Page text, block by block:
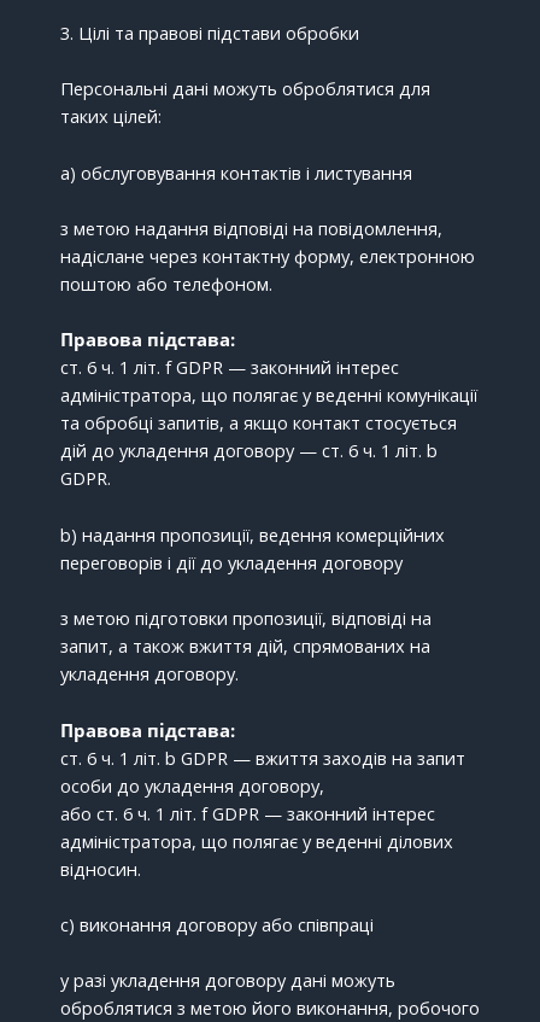
3. Цілі та правові підстави обробки
Персональні дані можуть оброблятися для
таких цілей:
a) обслуговування контактів і листування
з метою надання відповіді на повідомлення,
надіслане через контактну форму, електронною
поштою або телефоном.
Правова підстава:
ст. 6 ч. 1 літ. f GDPR — законний інтерес
адміністратора, що полягає у веденні комунікації
та обробці запитів, а якщо контакт стосується
дій до укладення договору — ст. 6 ч. 1 літ. b
GDPR.
b) надання пропозиції, ведення комерційних
переговорів і дії до укладення договору
з метою підготовки пропозиції, відповіді на
запит, а також вжиття дій, спрямованих на
укладення договору.
Правова підстава:
ст. 6 ч. 1 літ. b GDPR — вжиття заходів на запит
особи до укладення договору,
або ст. 6 ч. 1 літ. f GDPR — законний інтерес
адміністратора, що полягає у веденні ділових
відносин.
c) виконання договору або співпраці
у разі укладення договору дані можуть
оброблятися з метою його виконання, робочого